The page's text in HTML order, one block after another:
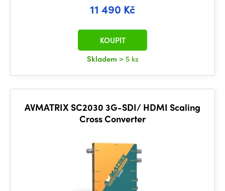
11 490 Kč
Skladem > 5 ks
KOUPIT
AVMATRIX SC2030 3G-SDI/ HDMI Scaling
Cross Converter